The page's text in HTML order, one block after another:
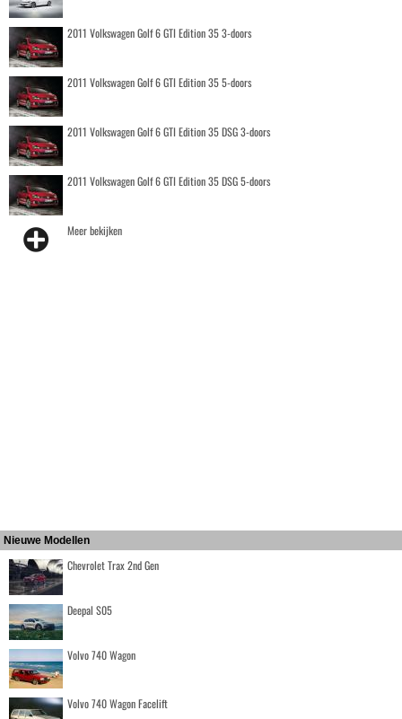
2011 Volkswagen Golf 6 GTI Edition 35 3-doors
2011 Volkswagen Golf 6 GTI Edition 35 5-doors
2011 Volkswagen Golf 6 GTI Edition 35 DSG 3-doors
2011 Volkswagen Golf 6 GTI Edition 35 DSG 5-doors
Meer bekijken
Nieuwe Modellen
Chevrolet Trax 2nd Gen
Deepal S05
Volvo 740 Wagon
Volvo 740 Wagon Facelift